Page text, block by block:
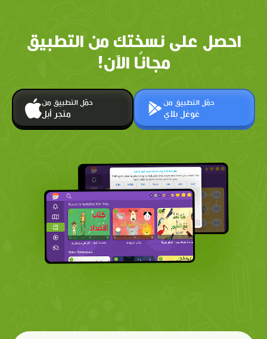
احصل على نسختك من التطبيق
مجانًا الآن!
حمّل التطبيق من
متجر أبل
حمّل التطبيق من
غوغل بلاي